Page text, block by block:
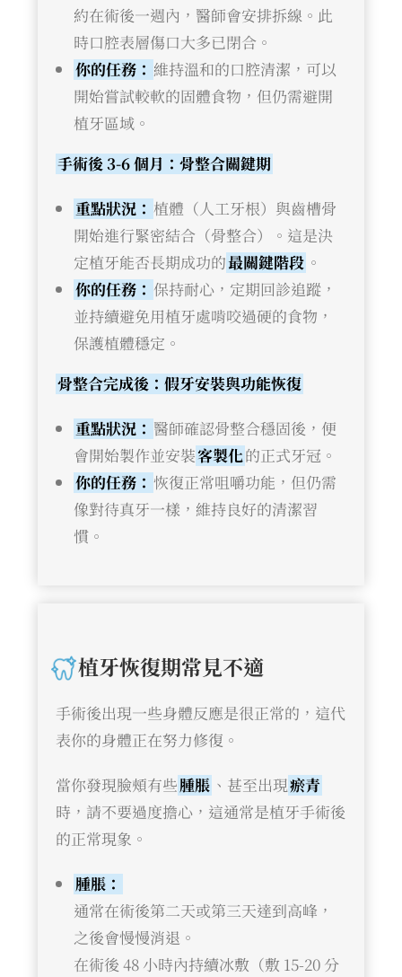
約在術後一週內，醫師會安排拆線。此
時口腔表層傷口大多已閉合。
你的任務： 維持溫和的口腔清潔，可以
開始嘗試較軟的固體食物，但仍需避開
植牙區域。
手術後 3-6 個月：骨整合關鍵期
重點狀況： 植體（人工牙根）與齒槽骨
開始進行緊密結合（骨整合）。這是決
定植牙能否長期成功的最關鍵階段 。
你的任務： 保持耐心，定期回診追蹤，
並持續避免用植牙處啃咬過硬的食物，
保護植體穩定。
骨整合完成後：假牙安裝與功能恢復
重點狀況： 醫師確認骨整合穩固後，便
會開始製作並安裝客製化的正式牙冠。
你的任務： 恢復正常咀嚼功能，但仍需
像對待真牙一樣，維持良好的清潔習
慣。
植牙恢復期常見不適
手術後出現一些身體反應是很正常的，這代
表你的身體正在努力修復。
當你發現臉頰有些腫脹 、甚至出現瘀青
時，請不要過度擔心，這通常是植牙手術後
的正常現象。
腫脹：
通常在術後第二天或第三天達到高峰，
之後會慢慢消退。
在術後 48 小時內持續冰敷（敷 15-20 分